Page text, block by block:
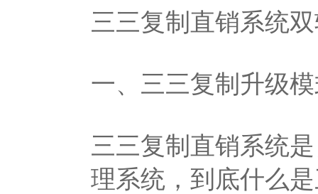
三三复制直销系统
一、三三复制升级
三三复制直销系统
理系统，到底什么